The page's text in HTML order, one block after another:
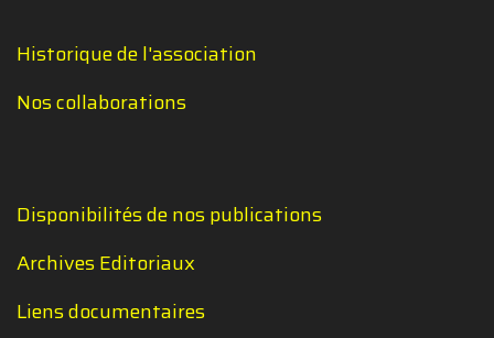
Historique de l'association
Nos collaborations
Disponibilités de nos publications
Archives Editoriaux
Liens documentaires